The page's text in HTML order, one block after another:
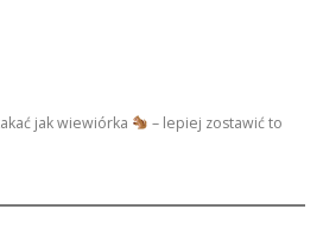
jak wiewiórka
– lepiej zostawić to